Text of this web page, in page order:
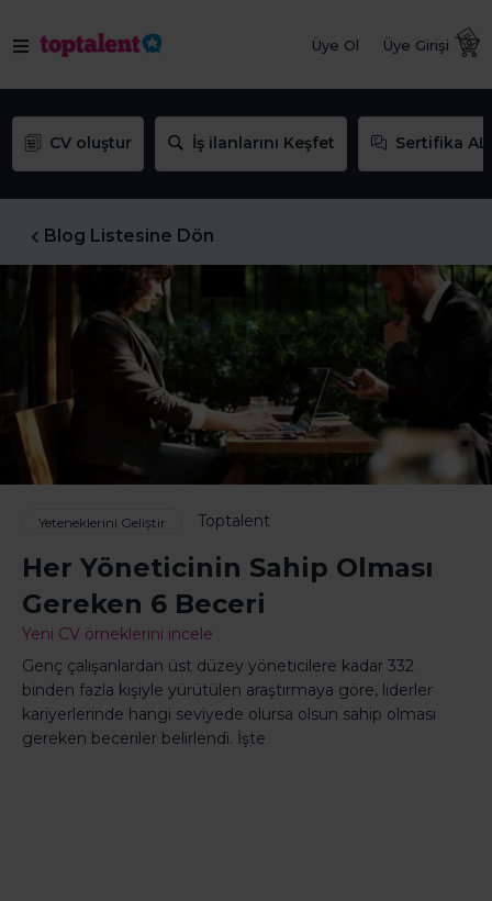
Üye Ol Üye Girişi
CV oluştur İş ilanlarını Keşfet Sertifika AL
Blog Listesine Dön
Yeteneklerini Geliştir Toptalent
Her Yöneticinin Sahip Olması
Gereken 6 Beceri
Yeni CV örneklerini incele
Genç çalışanlardan üst düzey yöneticilere kadar 332
binden fazla kişiyle yürütülen araştırmaya göre, liderler
kariyerlerinde hangi seviyede olursa olsun sahip olması
gereken beceriler belirlendi. İşte